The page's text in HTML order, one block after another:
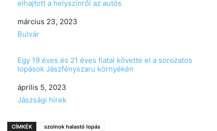
elhajtott a helyszínről az autós
Date
március 23, 2023
In relation to
Bulvár
Egy 19 éves és 21 éves fiatal követte el a sorozatos
lopások Jászfényszaru környékén
Date
április 5, 2023
In relation to
Jászsági hírek
CÍMKÉK szolnok halastó lopás